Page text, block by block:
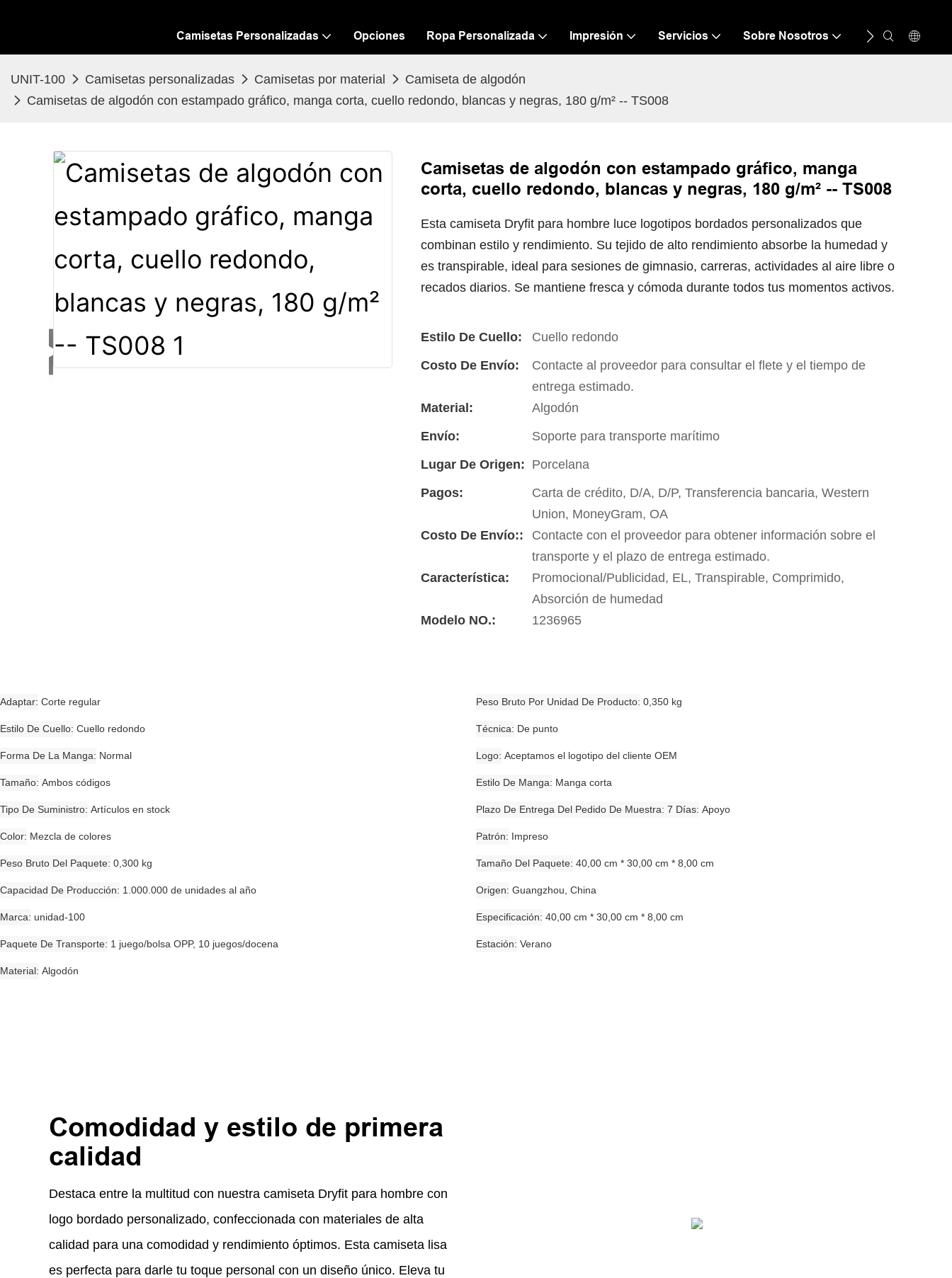
Camisetas Personalizadas Opciones Ropa Personalizada Impresión Servicios Sobre Nosotros Recurso
UNIT-100 Camisetas personalizadas Camisetas por material
Camiseta de algodón
Camisetas de algodón con estampado gráfico, manga corta, cuello redondo, blancas y negras, 180 g/m² -- TS008
Camisetas de algodón con estampado gráfico, manga
corta, cuello redondo, blancas y negras, 180 g/m² -- TS008
Esta camiseta Dryfit para hombre luce logotipos bordados personalizados que
combinan estilo y rendimiento. Su tejido de alto rendimiento absorbe la humedad y
es transpirable, ideal para sesiones de gimnasio, carreras, actividades al aire libre o
recados diarios. Se mantiene fresca y cómoda durante todos tus momentos activos.
Estilo De Cuello:
Cuello redondo
Costo De Envío:
Contacte al proveedor para consultar el flete y el tiempo de
entrega estimado.
Material:
Algodón
Envío:
Soporte para transporte marítimo
Lugar De Origen: Porcelana
Pagos:
Carta de crédito, D/A, D/P, Transferencia bancaria, Western
Union, MoneyGram, OA
Costo De Envío::
Contacte con el proveedor para obtener información sobre el
transporte y el plazo de entrega estimado.
Característica:
Promocional/Publicidad, EL, Transpirable, Comprimido,
Absorción de humedad
Modelo NO.:
1236965
Adaptar Corte regular Peso Bruto Por Unidad De Producto 0,350 kg
Estilo De Cuello Cuello redondo Técnica De punto
Forma De La Manga Normal Logo Aceptamos el logotipo del cliente OEM
Tamaño Ambos códigos Estilo De Manga Manga corta
Tipo De Suministro Artículos en stock Plazo De Entrega Del Pedido De Muestra: 7 Días Apoyo
Color Mezcla de colores Patrón Impreso
Peso Bruto Del Paquete 0,300 kg Tamaño Del Paquete 40,00 cm * 30,00 cm * 8,00 cm
Capacidad De Producción 1.000.000 de unidades al año Origen Guangzhou, China
Marca unidad-100 Especificación 40,00 cm * 30,00 cm * 8,00 cm
Paquete De Transporte 1 juego/bolsa OPP, 10 juegos/docena Estación Verano
Material Algodón
Comodidad y estilo de primera
calidad
Destaca entre la multitud con nuestra camiseta Dryfit para hombre con
logo bordado personalizado, confeccionada con materiales de alta
calidad para una comodidad y rendimiento óptimos. Esta camiseta lisa
es perfecta para darle tu toque personal con un diseño único. Eleva tu